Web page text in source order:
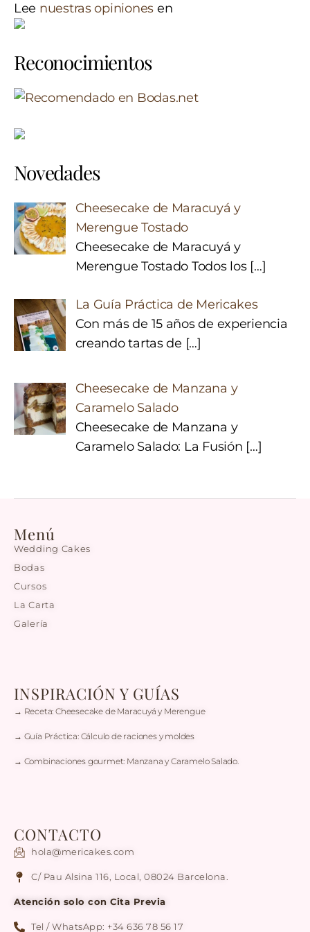
Lee nuestras opiniones en
Reconocimientos
Novedades
Cheesecake de Maracuyá y
Merengue Tostado
Cheesecake de Maracuyá y
Merengue Tostado Todos los […]
La Guía Práctica de Mericakes
Con más de 15 años de experiencia
creando tartas de […]
Cheesecake de Manzana y
Caramelo Salado
Cheesecake de Manzana y
Caramelo Salado: La Fusión […]
Menú
Wedding Cakes
Bodas
Cursos
La Carta
Galería
INSPIRACIÓN Y GUÍAS
→ Receta: Cheesecake de Maracuyá y Merengue
→ Guía Práctica: Cálculo de raciones y moldes
→ Combinaciones gourmet: Manzana y Caramelo Salado.
CONTACTO
hola@mericakes.com
C/ Pau Alsina 116, Local, 08024 Barcelona.
Atención solo con Cita Previa
Tel / WhatsApp: +34 636 78 56 17